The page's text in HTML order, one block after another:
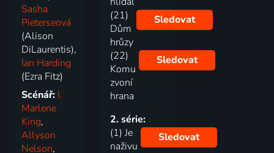
Sasha
Pieterseová
(Alison
DiLaurentis),
Ian Harding
(Ezra Fitz)
Scénář: I.
Marlene
King,
Allyson
Nelson,
(21)
Dům
hrůzy
Sledovat
(22)
Komu
zvoní
hrana
Sledovat
2. série:
(1) Je
naživu
Sledovat